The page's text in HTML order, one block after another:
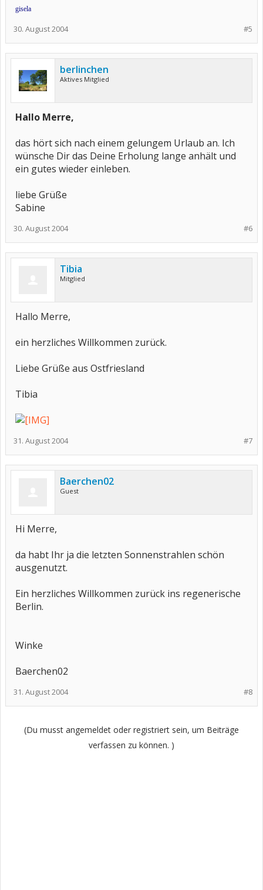
gisela
#5
30. August 2004
berlinchen
Aktives Mitglied
Hallo Merre,
das hört sich nach einem gelungem Urlaub an. Ich
wünsche Dir das Deine Erholung lange anhält und
ein gutes wieder einleben.
liebe Grüße
Sabine
#6
30. August 2004
Tibia
Mitglied
Hallo Merre,
ein herzliches Willkommen zurück.
Liebe Grüße aus Ostfriesland
Tibia
#7
31. August 2004
Baerchen02
Guest
Hi Merre,
da habt Ihr ja die letzten Sonnenstrahlen schön
ausgenutzt.
Ein herzliches Willkommen zurück ins regenerische
Berlin.
Winke
Baerchen02
#8
31. August 2004
(Du musst angemeldet oder registriert sein, um Beiträge
verfassen zu können. )